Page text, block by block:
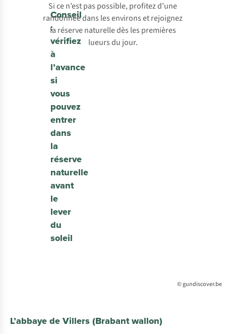
Conseil
:
vérifiez
à
l’avance
si
vous
pouvez
entrer
dans
la
réserve
naturelle
avant
le
lever
du
soleil
Si ce n’est pas possible, profitez d’une
randonnée dans les environs et rejoignez
la réserve naturelle dès les premières
lueurs du jour.
© gundiscover.be
L’abbaye de Villers (Brabant wallon)